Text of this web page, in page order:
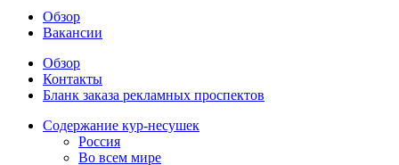
Обзор
Вакансии
Обзор
Контакты
Бланк заказа рекламных проспектов
Содержание кур-несушек
Россия
Во всем мире